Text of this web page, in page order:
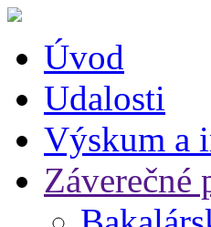
Úvod
Udalosti
Výskum a
Záverečné